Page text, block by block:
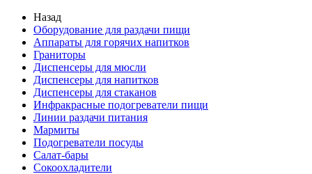
Назад
Оборудование для раздачи пищи
Аппараты для горячих напитков
Граниторы
Диспенсеры для мюсли
Диспенсеры для напитков
Диспенсеры для стаканов
Инфракрасные подогреватели пищи
Линии раздачи питания
Мармиты
Подогреватели посуды
Салат-бары
Сокоохладители